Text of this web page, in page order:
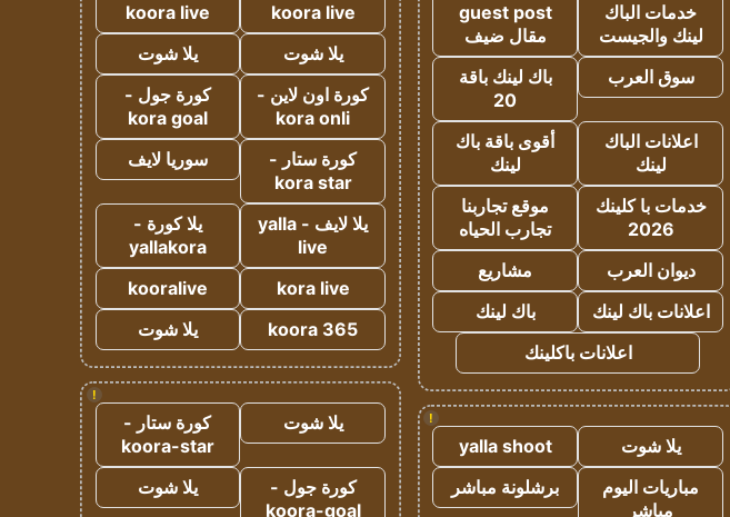
خدمات الباك
لينك والجيست
guest post
مقال ضيف
سوق العرب
باك لينك باقة
20
اعلانات الباك
لينك
أقوى باقة باك
لينك
خدمات با كلينك
2026
موقع تجاربنا
تجارب الحياه
ديوان العرب
مشاريع
اعلانات باك لينك
باك لينك
اعلانات باكلينك
!
يلا شوت
yalla shoot
مباريات اليوم
مباشر
برشلونة مباشر
koora live
koora live
يلا شوت
يلا شوت
كورة اون لاين -
kora onli
كورة جول -
kora goal
كورة ستار -
kora star
سوريا لايف
يلا لايف - yalla
live
يلا كورة -
yallakora
kora live
kooralive
koora 365
يلا شوت
!
يلا شوت
كورة ستار -
koora-star
كورة جول -
koora-goal
يلا شوت